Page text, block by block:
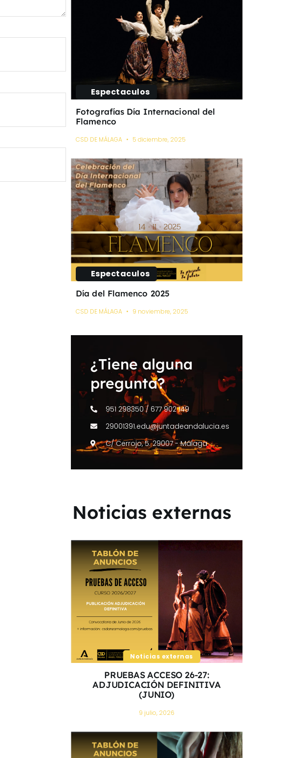
Espectaculos
Fotografías Día Internacional del
Flamenco
CSD DE MÁLAGA 5 diciembre, 2025
Espectaculos
Día del Flamenco 2025
CSD DE MÁLAGA 9 noviembre, 2025
¿Tiene alguna
pregunta?
951 298350 / 677 902 149
29001391.edu@juntadeandalucia.es
C/ Cerrojo, 5. 29007 - Málaga
Noticias externas
Noticias externas
PRUEBAS ACCESO 26-27:
ADJUDICACIÓN DEFINITIVA
(JUNIO)
9 julio, 2026